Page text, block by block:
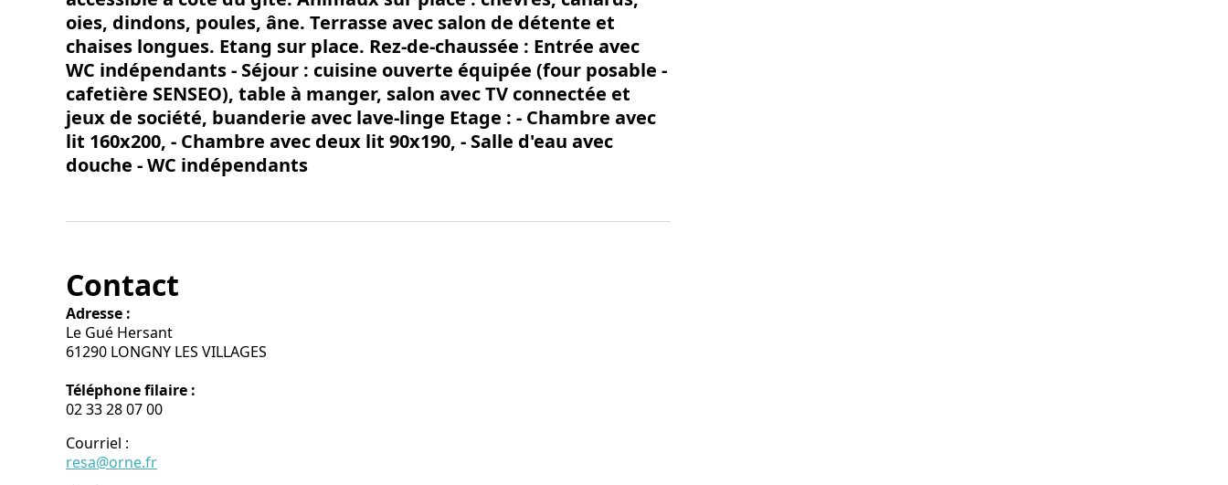
oies, dindons, poules, âne. Terrasse avec salon de détente et
chaises longues. Etang sur place. Rez-de-chaussée : Entrée avec
WC indépendants - Séjour : cuisine ouverte équipée (four posable -
cafetière SENSEO), table à manger, salon avec TV connectée et
jeux de société, buanderie avec lave-linge Etage : - Chambre avec
lit 160x200, - Chambre avec deux lit 90x190, - Salle d'eau avec
douche - WC indépendants
Contact
Adresse :
Le Gué Hersant
61290 LONGNY LES VILLAGES
Téléphone filaire :
02 33 28 07 00
Courriel :
resa@orne.fr